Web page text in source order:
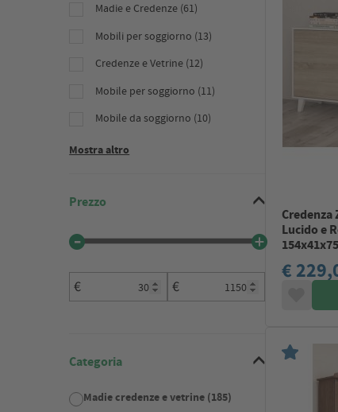
Madie e Credenze (61)
Mobili per soggiorno (13)
Credenze e Vetrine (12)
Mobile per soggiorno (11)
Mobile da soggiorno (10)
Mostra altro
Prezzo
€ €
Categoria
Madie credenze e vetrine (185)
Credenza
Lucido e
€